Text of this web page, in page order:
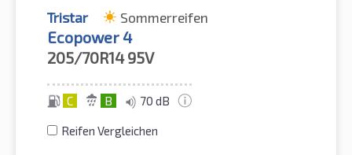
Tristar Sommerreifen
Ecopower 4
205/70R14 95V
C B 70 dB
Reifen Vergleichen